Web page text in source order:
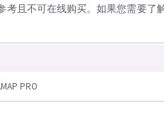
且不可在线购买。如果您需要了
PRO